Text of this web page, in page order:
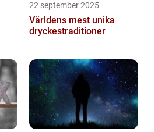
22 september 2025
Världens mest unika
dryckestraditioner